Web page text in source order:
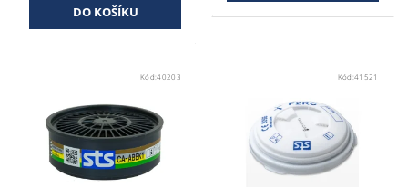
Kód:40203 Kód: 41521